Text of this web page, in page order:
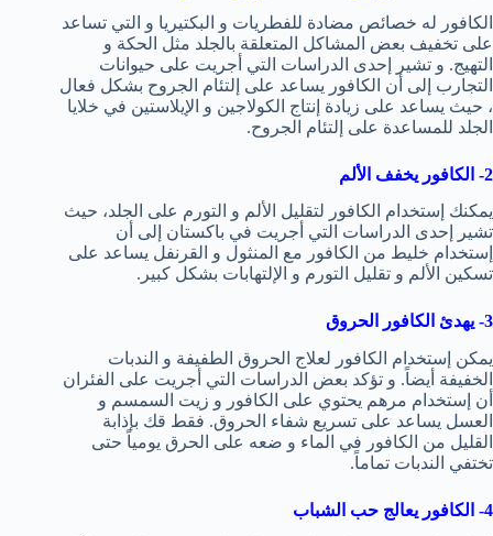
الكافور له خصائص مضادة للفطريات و البكتيريا و التي تساعد
على تخفيف بعض المشاكل المتعلقة بالجلد مثل الحكة و
التهيج. و تشير إحدى الدراسات التي أجريت على حيوانات
التجارب إلى أن الكافور يساعد على إلتئام الجروح بشكل فعال
، حيث يساعد على زيادة إنتاج الكولاجين و الإيلاستين في خلايا
الجلد للمساعدة على إلتئام الجروح.
2- الكافور يخفف الألم
يمكنك إستخدام الكافور لتقليل الألم و التورم على الجلد، حيث
تشير إحدى الدراسات التي أجريت في باكستان إلى أن
إستخدام خليط من الكافور مع المنثول و القرنفل يساعد على
تسكين الألم و تقليل التورم و الإلتهابات بشكل كبير.
3- يهدئ الكافور الحروق
يمكن إستخدام الكافور لعلاج الحروق الطفيفة و الندبات
الخفيفة أيضاً. و تؤكد بعض الدراسات التي أجريت على الفئران
أن إستخدام مرهم يحتوي على الكافور و زيت السمسم و
العسل يساعد على تسريع شفاء الحروق. فقط قك بإذابة
القليل من الكافور في الماء و ضعه على الحرق يومياً حتى
تختفي الندبات تماماً.
4- الكافور يعالج حب الشباب